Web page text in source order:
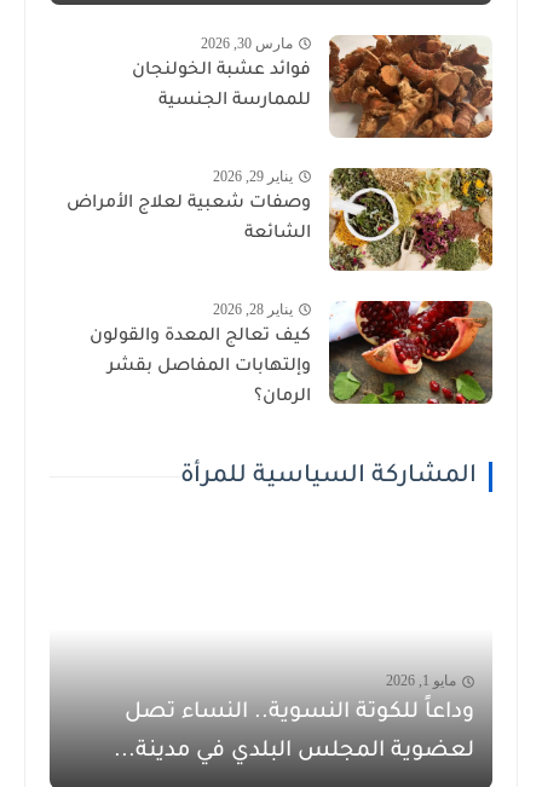
مارس 30, 2026
فوائد عشبة الخولنجان
للممارسة الجنسية
يناير 29, 2026
وصفات شعبية لعلاج الأمراض
الشائعة
يناير 28, 2026
كيف تعالج المعدة والقولون
وإلتهابات المفاصل بقشر
الرمان؟
المشاركة السياسية للمرأة
مايو 1, 2026
وداعاً للكوتة النسوية.. النساء تصل
لعضوية المجلس البلدي في مدينة...